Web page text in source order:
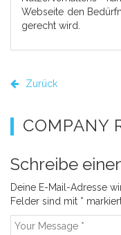
Webseite den
gerecht wird.
Zurück
COMPANY
Schreibe
Deine E-Mail-Adresse
Felder sind mit *